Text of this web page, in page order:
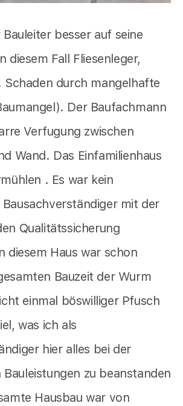
besser auf seine
diesem Fall Fliesenleger,
Schaden durch mangelhafte
Der Baufachmann
Verfugung zwischen
Wand. Das Einfamilienhaus
. Es war kein
mit der
Qualitätssicherung
diesem Haus war schon
Bauzeit der Wurm
einmal böswilliger Pfusch
was ich als
hier alles bei der
zu beanstanden
Hausbau war von